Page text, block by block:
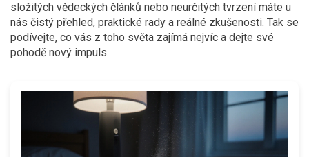
složitých vědeckých článků nebo neurčitých tvrzení máte u
nás čistý přehled, praktické rady a reálné zkušenosti. Tak se
podívejte, co vás z toho světa zajímá nejvíc a dejte své
pohodě nový impuls.